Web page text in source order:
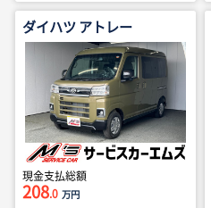
ダイハツ アトレー
現金支払総額
208.0 万円